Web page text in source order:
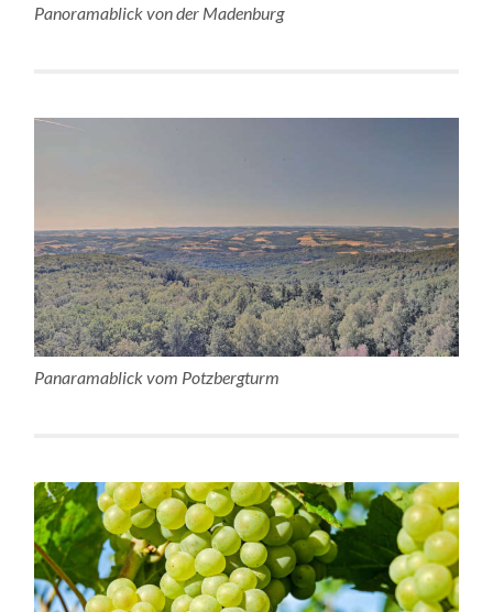
Panoramablick von der Madenburg
Panaramablick vom Potzbergturm